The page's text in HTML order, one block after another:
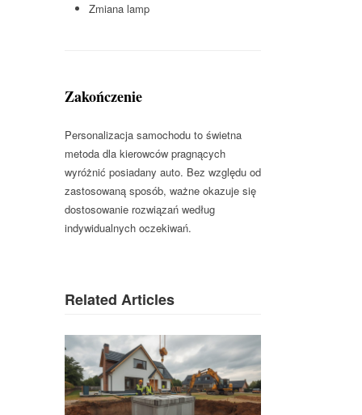
Zmiana lamp
Zakończenie
Personalizacja samochodu to świetna
metoda dla kierowców pragnących
wyróżnić posiadany auto. Bez względu od
zastosowaną sposób, ważne okazuje się
dostosowanie rozwiązań według
indywidualnych oczekiwań.
Related Articles